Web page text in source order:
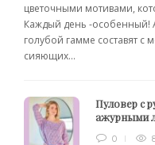
цветочными мотивами,
Каждый день -особенный!
голубой гамме составят
сияющих...
Пуловер с
ажурными
0